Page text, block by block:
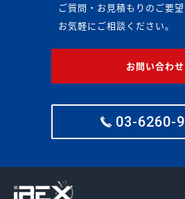
ご質問・お見積もりのご要
お気軽にご相談ください。
お問い合わせ
03-6260-